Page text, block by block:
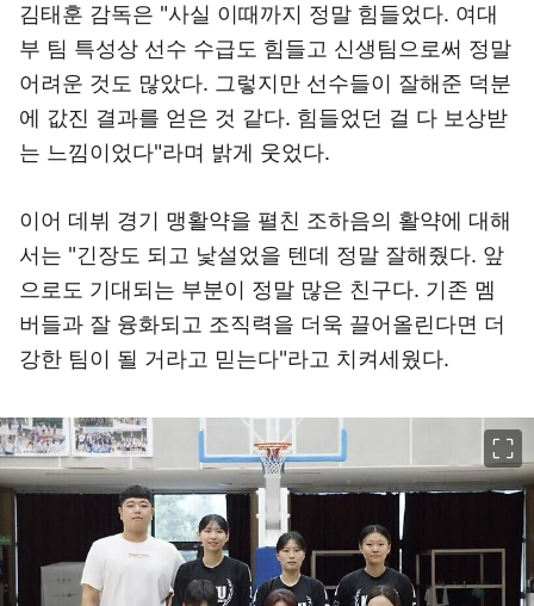
김태훈 감독은 "사실 이때까지 정말 힘들었다. 여대
부 팀 특성상 선수 수급도 힘들고 신생팀으로써 정말
어려운 것도 많았다. 그렇지만 선수들이 잘해준 덕분
에 값진 결과를 얻은 것 같다. 힘들었던 걸 다 보상받
는 느낌이었다"라며 밝게 웃었다.
이어 데뷔 경기 맹활약을 펼친 조하음의 활약에 대해
서는 "긴장도 되고 낯설었을 텐데 정말 잘해줬다. 앞
으로도 기대되는 부분이 정말 많은 친구다. 기존 멤
버들과 잘 융화되고 조직력을 더욱 끌어올린다면 더
강한 팀이 될 거라고 믿는다"라고 치켜세웠다.